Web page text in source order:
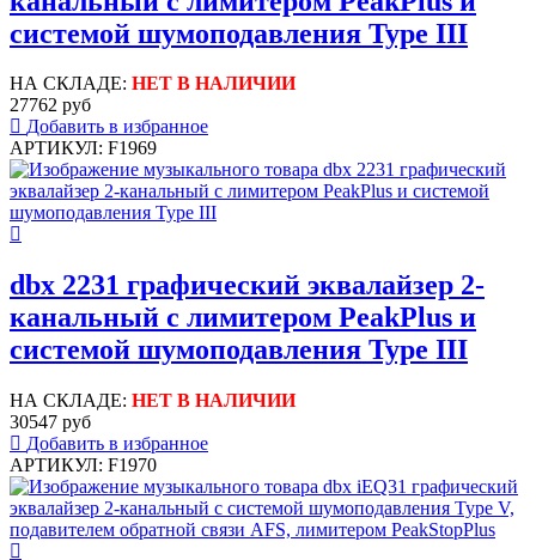
системой шумоподавления Type III
НА СКЛАДЕ: НЕТ В НАЛИЧИИ
27762 руб
Добавить в избранное
АРТИКУЛ: F1969
dbx 2231 графический эквалайзер 2-
канальный с лимитером PeakPlus и
системой шумоподавления Type III
НА СКЛАДЕ: НЕТ В НАЛИЧИИ
30547 руб
Добавить в избранное
АРТИКУЛ: F1970